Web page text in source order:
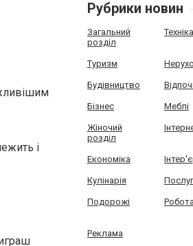
і
Рубрики новин
Загальний
розділ
Техніка
Туризм
Будівництво
Бізнес Меблі
Жіночий
розділ
Економіка
Кулінарія
Подорожі Робота
Реклама